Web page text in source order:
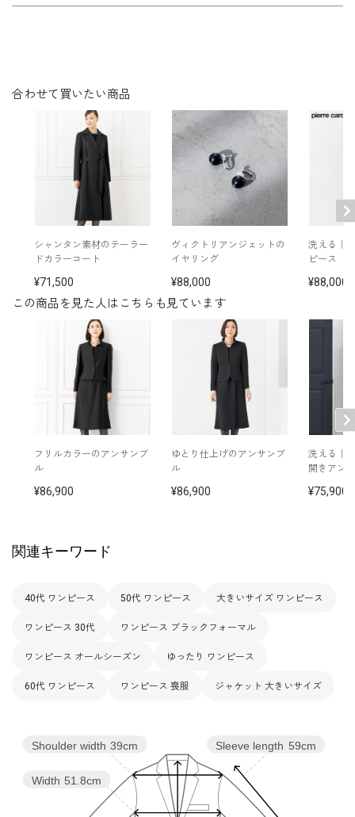
イヤリング /
ブローチ/
5653212-00
バッグ /
5624161-99
※モデル：身長167cm 9号着用
■ワンピース（単位:cm）
バスト ウエスト ヒップ 肩幅 着丈 袖丈
9号 98.0 82.5 102.5
102.0 39.0
106.0 39.5
40.5
ラ100％）
フロントオープンタイプ
この商品を見た人はこちらも見ています
フリルカラーのアンサンブ
ル
86,900
ゆとり仕上げのアンサンブ
ル
86,900
洗える｜
開きアン
75,900
合わせて買いたい商品
シャンタン素材のテーラー
ドカラーコート
71,500
ヴィクトリアンジェットの
イヤリング
88,000
洗える｜
ピース
88,000
関連キーワード
40代 ワンピース 50代 ワンピース 大きいサイズ ワンピース
ワンピース 30代 ワンピース ブラックフォーマル
ワンピース オールシーズン ゆったり ワンピース
60代 ワンピース ワンピース 喪服 ジャケット 大きいサイズ
Sleeve length 59cm
Width 51.8cm
Shoulder width 39cm